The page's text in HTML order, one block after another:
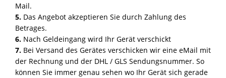
Mail.
5. Das Angebot akzeptieren Sie durch Zahlung des
Betrages.
6. Nach Geldeingang wird Ihr Gerät verschickt
7. Bei Versand des Gerätes verschicken wir eine eMail mit
der Rechnung und der DHL / GLS Sendungsnummer. So
können Sie immer genau sehen wo Ihr Gerät sich gerade